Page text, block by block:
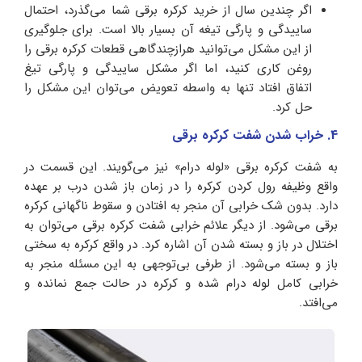
اگر چندین سال از خرید کرکره برقی شما می‌گذرد، احتمال
ساییدگی و پارگی تیغه آن بسیار بالا است. برای جلوگیری
از این مشکل می‌توانید هرازچندگاهی قطعات کرکره برقی را
روغن کاری کنید، اما اگر مشکل ساییدگی و پارگی تیغ
اتفاق افتاد تنها به واسطه تعویض می‌توان این مشکل را
حل کرد.
4. خراب شدن شفت کرکره برقی
به شفت کرکره برقی «لوله درام» نیز می‌گویند. این قسمت در
واقع وظیفه رول کردن کرکره را در زمان باز شدن درب بر عهده
دارد. بدون شک خرابی آن منجر به افتادن و سقوط ناگهانی کرکره
برقی می‌شود. از دیگر علائم خرابی شفت کرکره برقی می‌توان به
اختلال در باز و بسته شدن آن اشاره کرد. در واقع کرکره به سختی
باز و بسته می‌شود. از طرفی بی‌توجهی به این مسئله منجر به
خرابی کامل لوله درام شده و کرکره در حالت جمع نمانده و
می‌افتد.